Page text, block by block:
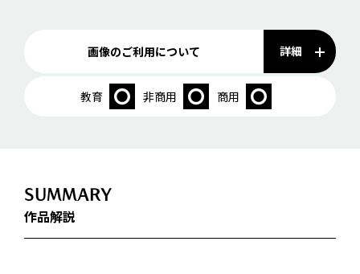
画像のご利用について 詳細
教育 非商用 商用
SUMMARY
作品解説